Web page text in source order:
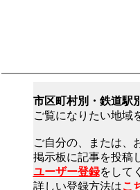
市区町村別・鉄道駅
ご覧になりたい地域
ご自分の、または、
ユーザー登録をして
詳しい登録方法はこ